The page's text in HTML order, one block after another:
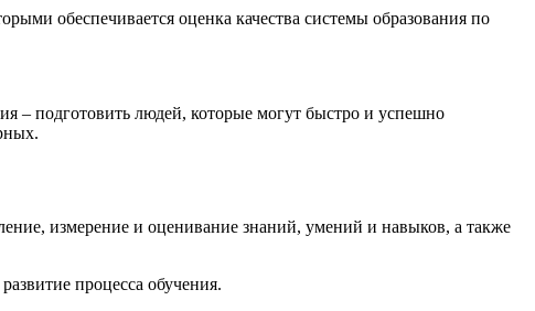
обеспечивается оценка качества системы образования по
– подготовить людей, которые могут быстро и успешно
измерение и оценивание знаний, умений и навыков, а также
процесса обучения.